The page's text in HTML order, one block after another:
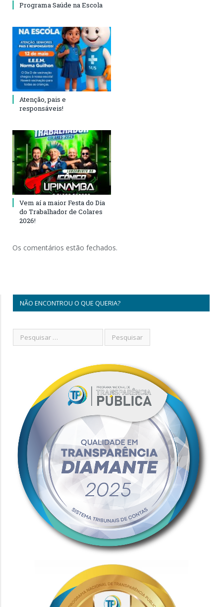
Programa Saúde na Escola
Atenção, pais e
responsáveis!
Vem aí a maior Festa do Dia
do Trabalhador de Colares
2026!
Os comentários estão fechados.
NÃO ENCONTROU O QUE QUERIA?